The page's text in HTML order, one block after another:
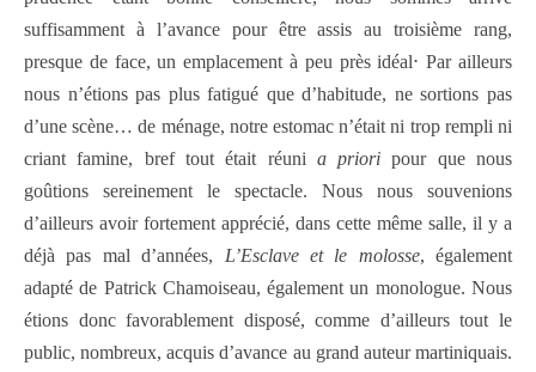
suffisamment à l’avance pour être assis au troisième rang,
presque de face, un emplacement à peu près idéal⋅ Par ailleurs
nous n’étions pas plus fatigué que d’habitude, ne sortions pas
d’une scène… de ménage, notre estomac n’était ni trop rempli ni
criant famine, bref tout était réuni a priori pour que nous
goûtions sereinement le spectacle. Nous nous souvenions
d’ailleurs avoir fortement apprécié, dans cette même salle, il y a
déjà pas mal d’années, L’Esclave et le molosse, également
adapté de Patrick Chamoiseau, également un monologue. Nous
étions donc favorablement disposé, comme d’ailleurs tout le
public, nombreux, acquis d’avance au grand auteur martiniquais.